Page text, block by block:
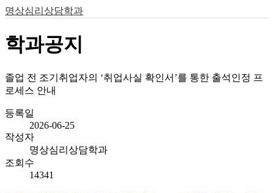
명상심리상담학과
학과공지
졸업 전 조기취업자의 ‘취업사실 확인서’를 통한 출석인정 프
로세스 안내
등록일
2026-06-25
작성자
명상심리상담학과
조회수
14341